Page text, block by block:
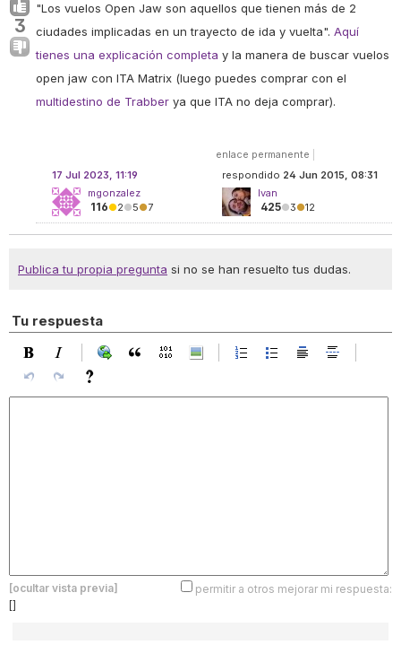
3
"Los vuelos Open Jaw son aquellos que tienen más de 2
ciudades implicadas en un trayecto de ida y vuelta". Aquí
tienes una explicación completa y la manera de buscar vuelos
open jaw con ITA Matrix (luego puedes comprar con el
multidestino de Trabber ya que ITA no deja comprar).
enlace permanente
respondido 24 Jun 2015, 08:31
Ivan
425●3●12
17 Jul 2023, 11:19
mgonzalez
116●2●5●7
Publica tu propia pregunta si no se han resuelto tus dudas.
Tu respuesta
[ocultar vista previa]
permitir a otros mejorar mi respuesta:
[]